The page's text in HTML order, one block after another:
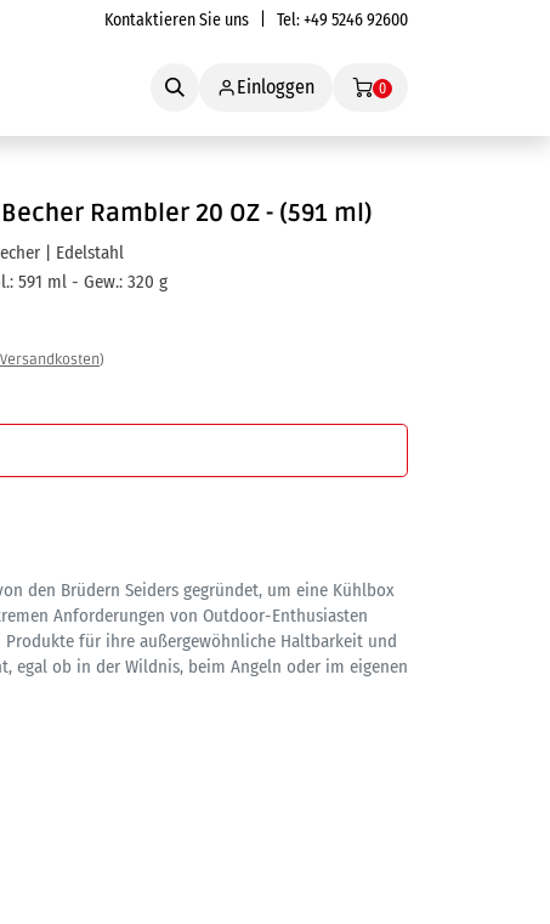
Kontaktieren Sie uns | Tel:+49 5246 92600
Einloggen 0
Rambler 20 OZ - (591 ml)
| Edelstahl
591 ml - Gew.: 320 g
Versandkosten)
den Brüdern Seiders gegründet, um eine Kühlbox
Anforderungen von Outdoor-Enthusiasten
Produkte für ihre außergewöhnliche Haltbarkeit und
egal ob in der Wildnis, beim Angeln oder im eigenen